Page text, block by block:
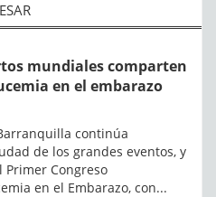
mundiales comparten
en el embarazo
continúa
de los grandes eventos, y
Primer Congreso
en el Embarazo, con...